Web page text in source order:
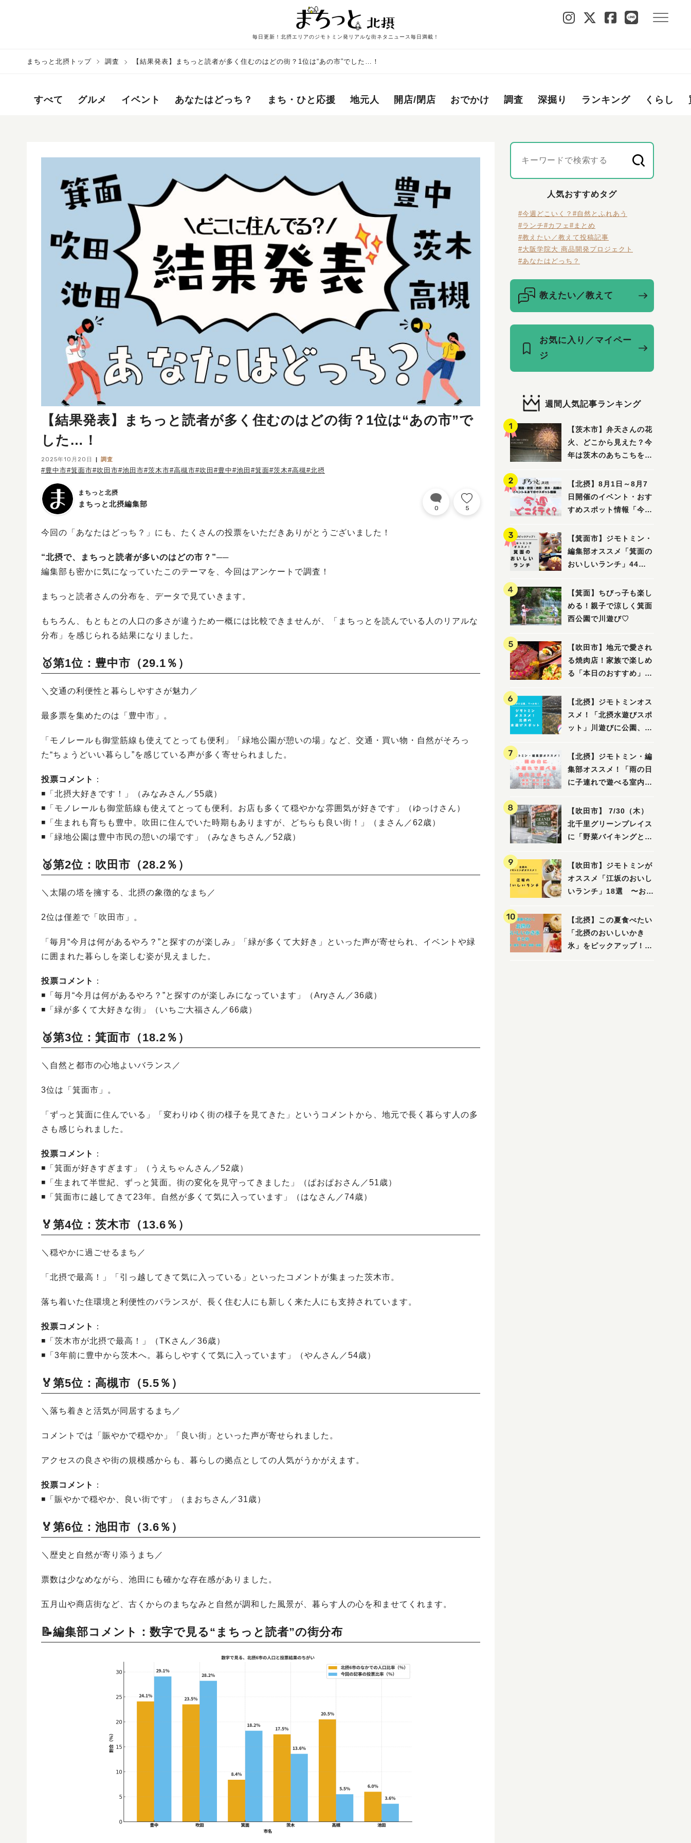
毎日更新！北摂エリアのジモトミン発リアルな街ネタニュース毎日満載！
まちっと北摂トップ 調査 【結果発表】まちっと読者が多く住むのはどの街？1位は“あの市”でした…！
すべて グルメ イベント あなたはどっち？ まち・ひと応援 地元人 開店/閉店 おでかけ 調査 深掘り ランキング くらし
【結果発表】まちっと読者が多く住むのはどの街？1位は“あの市”で
した…！
2025年10月20日 調査
#豊中市#箕面市#吹田市#池田市#茨木市#高槻市#吹田 #豊中#池田 #箕面#茨木#高槻#北摂
まちっと北摂
まちっと北摂編集部 0 5
今回の「あなたはどっち？」にも、たくさんの投票をいただきありがとうございました！
“北摂で、まちっと読者が多いのはどの市？”──
編集部も密かに気になっていたこのテーマを、今回はアンケートで調査！
まちっと読者さんの分布を、データで見ていきます。
もちろん、もともとの人口の多さが違うため一概には比較できませんが、「まちっとを読んでいる人のリアルな
分布」を感じられる結果になりました。
🥇第1位：豊中市（29.1％）
＼交通の利便性と暮らしやすさが魅力／
最多票を集めたのは「豊中市」。
「モノレールも御堂筋線も使えてとっても便利」「緑地公園が憩いの場」など、交通・買い物・自然がそろっ
た“ちょうどいい暮らし”を感じている声が多く寄せられました。
投票コメント
：
◾️「北摂大好きです！」（みなみさん／55歳）
◾️「モノレールも御堂筋線も使えてとっても便利。お店も多くて穏やかな雰囲気が好きです」（ゆっけさん）
◾️「生まれも育ちも豊中。吹田に住んでいた時期もありますが、どちらも良い街！」（まさん／62歳）
◾️「緑地公園は豊中市民の憩いの場です」（みなきちさん／52歳）
🥈第2位：吹田市（28.2％）
＼太陽の塔を擁する、北摂の象徴的なまち／
2位は僅差で「吹田市」。
「毎月“今月は何があるやろ？”と探すのが楽しみ」「緑が多くて大好き」といった声が寄せられ、イベントや緑
に囲まれた暮らしを楽しむ姿が見えました。
投票コメント
：
◾️「毎月“今月は何があるやろ？”と探すのが楽しみになっています」（Aryさん／36歳）
◾️「緑が多くて大好きな街」（いちご大福さん／66歳）
🥉第3位：箕面市（18.2％）
＼自然と都市の心地よいバランス／
3位は「箕面市」。
「ずっと箕面に住んでいる」「変わりゆく街の様子を見てきた」というコメントから、地元で長く暮らす人の多
さも感じられました。
投票コメント
：
◾️「箕面が好きすぎます」（うえちゃんさん／52歳）
◾️「生まれて半世紀、ずっと箕面。街の変化を見守ってきました」（ぱおぱおさん／51歳）
◾️「箕面市に越してきて23年。自然が多くて気に入っています」（はなさん／74歳）
🏅第4位：茨木市（13.6％）
＼穏やかに過ごせるまち／
「北摂で最高！」「引っ越してきて気に入っている」といったコメントが集まった茨木市。
落ち着いた住環境と利便性のバランスが、長く住む人にも新しく来た人にも支持されています。
投票コメント
：
◾️「茨木市が北摂で最高！」（TKさん／36歳）
◾️「3年前に豊中から茨木へ。暮らしやすくて気に入っています」（やんさん／54歳）
🏅第5位：高槻市（5.5％）
＼落ち着きと活気が同居するまち／
コメントでは「賑やかで穏やか」「良い街」といった声が寄せられました。
アクセスの良さや街の規模感からも、暮らしの拠点としての人気がうかがえます。
投票コメント
：
◾️「賑やかで穏やか、良い街です」（まおちさん／31歳）
🏅第6位：池田市（3.6％）
＼歴史と自然が寄り添うまち／
票数は少なめながら、池田にも確かな存在感がありました。
五月山や商店街など、古くからのまちなみと自然が調和した風景が、暮らす人の心を和ませてくれます。
📝編集部コメント：数字で見る“まちっと読者”の街分布
人気おすすめタグ
#今週どこいく？ #自然とふれあう
#ランチ#カフェ #まとめ
#教えたい／教えて投稿記事
#大阪学院大 商品開発プロジェクト
#あなたはどっち？
教えたい／教えて
お気に入り／マイペー
ジ
週間人気記事ランキング
【茨木市】弁天さんの花
火、どこから見えた？今
年は茨木のあちこちを巡
【北摂】8月1日～8月7
日開催のイベント・おす
すめスポット情報「今週
面・吹田・池田・茨木・
高槻）
【箕面市】ジモトミン・
編集部オススメ「箕面の
おいしいランチ」44
から穴場まで！〜
【箕面】ちびっ子も楽し
める！親子で涼しく箕面
西公園で川遊び♡
【吹田市】地元で愛され
る焼肉店！家族で楽しめ
る「本日のおすすめ」で
【北摂】ジモトミンオス
スメ！「北摂水遊びスポ
ット」川遊びに公園、プ
吹田・茨木・高槻）
【北摂】ジモトミン・編
集部オススメ！「雨の日
に子連れで遊べる室内ス
箕面・吹田・豊中・茨
木・池田）
【吹田市】 7/30（木）
北千里グリーンプレイス
に「野菜バイキングと飲
里店」がオープン予定！
【吹田市】ジモトミンが
オススメ「江坂のおいし
いランチ」18選 〜おし
とりさまでも楽しめるお
店まで〜
【北摂】この夏食べたい
「北摂のおいしいかき
氷」をピックアップ！